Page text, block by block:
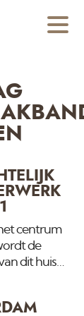
het centrum
de
dit huis
door HR